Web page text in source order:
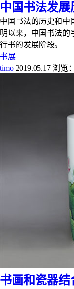
中国书法发展
中国书法的历史和中
明以来，中国书法的
行书的发展阶段。
书展
timo 2019.05.17 浏览
书画和瓷器